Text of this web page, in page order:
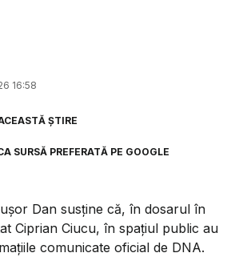
16:58
ȘTIRE
SURSĂ PREFERATĂ PE GOOGLE
Dan susține că, în dosarul în
Ciprian Ciucu, în spațiul public au
comunicate oficial de DNA.